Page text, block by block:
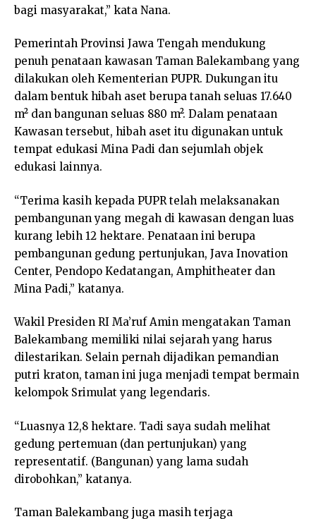
bagi masyarakat,” kata Nana.
Pemerintah Provinsi Jawa Tengah mendukung
penuh penataan kawasan Taman Balekambang yang
dilakukan oleh Kementerian PUPR. Dukungan itu
dalam bentuk hibah aset berupa tanah seluas 17.640
m² dan bangunan seluas 880 m². Dalam penataan
Kawasan tersebut, hibah aset itu digunakan untuk
tempat edukasi Mina Padi dan sejumlah objek
edukasi lainnya.
“Terima kasih kepada PUPR telah melaksanakan
pembangunan yang megah di kawasan dengan luas
kurang lebih 12 hektare. Penataan ini berupa
pembangunan gedung pertunjukan, Java Inovation
Center, Pendopo Kedatangan, Amphitheater dan
Mina Padi,” katanya.
Wakil Presiden RI Ma’ruf Amin mengatakan Taman
Balekambang memiliki nilai sejarah yang harus
dilestarikan. Selain pernah dijadikan pemandian
putri kraton, taman ini juga menjadi tempat bermain
kelompok Srimulat yang legendaris.
“Luasnya 12,8 hektare. Tadi saya sudah melihat
gedung pertemuan (dan pertunjukan) yang
representatif. (Bangunan) yang lama sudah
dirobohkan,” katanya.
Taman Balekambang juga masih terjaga